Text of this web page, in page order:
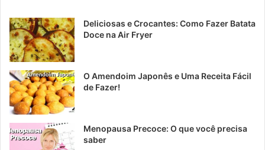
Deliciosas e Crocantes: Como Fazer Batata
Doce na Air Fryer
O Amendoim Japonês e Uma Receita Fácil
de Fazer!
Menopausa Precoce: O que você precisa
saber